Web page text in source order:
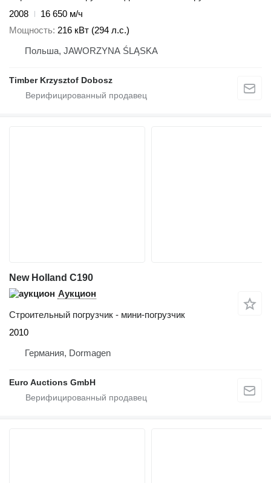
2008
16 650 м/ч
Мощность 216 кВт (294 л.с.)
Польша, JAWORZYNA ŚLĄSKA
Timber Krzysztof Dobosz
New Holland C190
Аукцион
Строительный погрузчик - мини-погрузчик
2010
Германия, Dormagen
Euro Auctions GmbH